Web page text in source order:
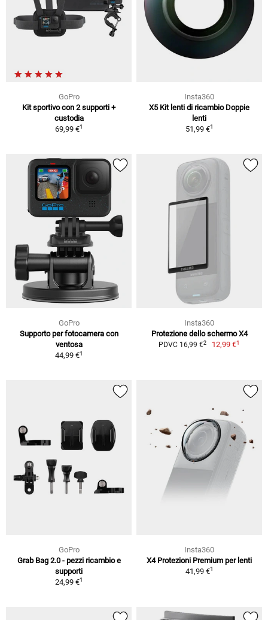
GoPro
Kit sportivo con 2 supporti +
custodia
69,99 €1
Insta360
X5 Kit lenti di ricambio Doppie
lenti
51,99 €1
GoPro
Supporto per fotocamera con
ventosa
44,99 €1
Insta360
Protezione dello schermo X4
PDVC 16,99 €2 12,99 €1
GoPro
Grab Bag 2.0 - pezzi ricambio e
supporti
24,99 €1
Insta360
X4 Protezioni Premium per lenti
41,99 €1